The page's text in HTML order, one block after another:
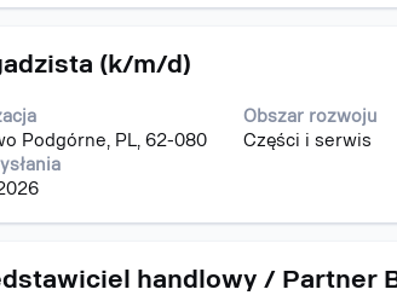
(k/m/d)
Podgórne, PL, 62-080
Obszar rozwoju
Części i serwis
handlowy / Partner